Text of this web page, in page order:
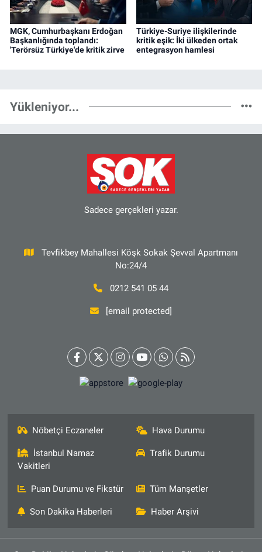
MGK, Cumhurbaşkanı Erdoğan
Başkanlığında toplandı:
'Terörsüz Türkiye'de kritik zirve
Türkiye-Suriye ilişkilerinde
kritik eşik: İki ülkeden ortak
entegrasyon hamlesi
Yükleniyor...
Sadece gerçekleri yazar.
Tevfikbey Mahallesi Köşk Sokak Şevval Apartmanı
No:24/4
0212 541 05 44
[email protected]
Nöbetçi Eczaneler Hava Durumu
İstanbul Namaz
Vakitleri
Trafik Durumu
Puan Durumu ve Fikstür Tüm Manşetler
Son Dakika Haberleri Haber Arşivi